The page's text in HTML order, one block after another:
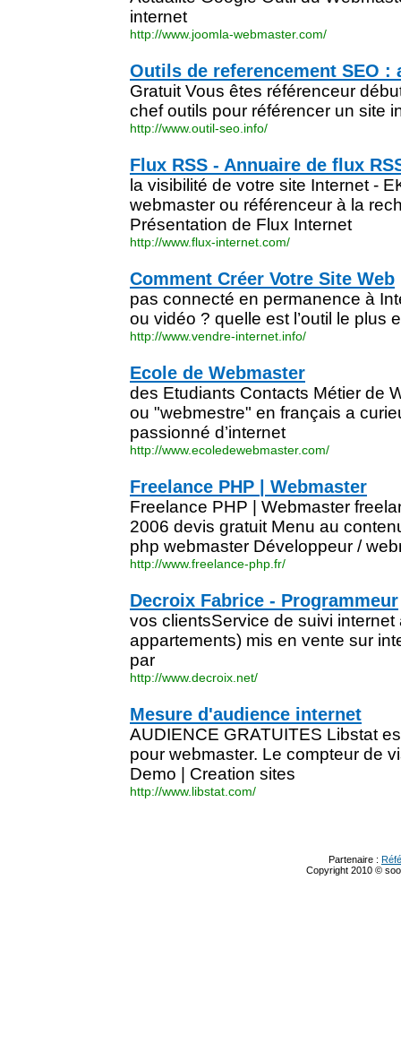
internet
http://www.joomla-webmaster.com/
Outils de referencement SEO :
Gratuit Vous êtes référenceur
chef outils pour référencer un site
http://www.outil-seo.info/
Flux RSS - Annuaire de flux
la visibilité de votre site Internet -
webmaster ou référenceur à la
Présentation de Flux Internet
http://www.flux-internet.com/
Comment Créer Votre Site Web
pas connecté en permanence à
ou vidéo ? quelle est l’outil le plus
http://www.vendre-internet.info/
Ecole de Webmaster
des Etudiants Contacts Métier de
ou "webmestre" en français a
passionné d’internet
http://www.ecoledewebmaster.com/
Freelance PHP | Webmaster
Freelance PHP | Webmaster
2006 devis gratuit Menu au
php webmaster Développeur /
http://www.freelance-php.fr/
Decroix Fabrice - Programmeur
vos clientsService de suivi
appartements) mis en vente sur
par
http://www.decroix.net/
Mesure d'audience internet
AUDIENCE GRATUITES Libstat
pour webmaster. Le compteur de
Demo | Creation sites
http://www.libstat.com/
Partenaire :
Copyright 2010 ©